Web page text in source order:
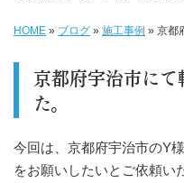
HOME » ブログ » 施工事例 » 京都
京都府宇治市に
た。
今回は、京都府宇治市のY
をお願いしたいとご依頼い